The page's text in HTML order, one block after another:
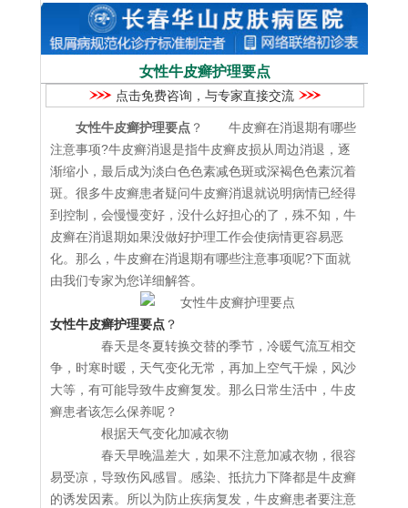
女性牛皮癣护理要点
点击免费咨询，与专家直接交流
女性牛皮癣护理要点 ？ 牛皮癣在消退期有哪些
注意事项?牛皮癣消退是指牛皮癣皮损从周边消退，逐
渐缩小，最后成为淡白色色素减色斑或深褐色色素沉着
斑。很多牛皮癣患者疑问牛皮癣消退就说明病情已经得
到控制，会慢慢变好，没什么好担心的了，殊不知，牛
皮癣在消退期如果没做好护理工作会使病情更容易恶
化。那么，牛皮癣在消退期有哪些注意事项呢?下面就
由我们专家为您详细解答。
女性牛皮癣护理要点 ？
春天是冬夏转换交替的季节，冷暖气流互相交
争，时寒时暖，天气变化无常，再加上空气干燥，风沙
大等，有可能导致牛皮癣复发。那么日常生活中，牛皮
癣患者该怎么保养呢？
根据天气变化加减衣物
春天早晚温差大，如果不注意加减衣物，很容
易受凉，导致伤风感冒。感染、抵抗力下降都是牛皮癣
的诱发因素。所以为防止疾病复发，牛皮癣患者要注意